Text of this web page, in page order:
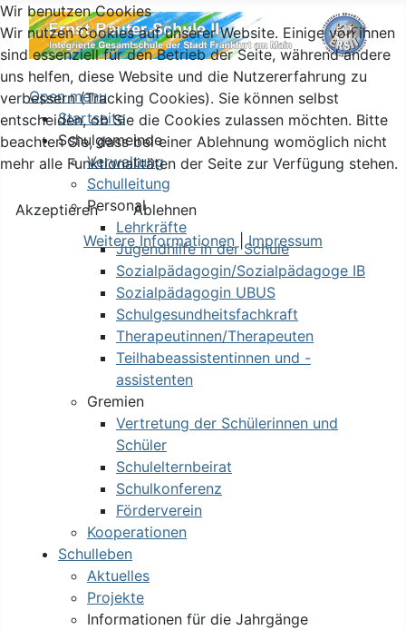
Open menu
Startseite
Schulgemeinde
Verwaltung
Schulleitung
Personal
Lehrkräfte
Jugendhilfe in der Schule
Sozialpädagogin/Sozialpädagoge IB
Sozialpädagogin UBUS
Schulgesundheitsfachkraft
Therapeutinnen/Therapeuten
Teilhabeassistentinnen und -
assistenten
Gremien
Vertretung der Schülerinnen und
Schüler
Schulelternbeirat
Schulkonferenz
Förderverein
Kooperationen
Schulleben
Aktuelles
Projekte
Informationen für die Jahrgänge
Wir benutzen Cookies
Wir nutzen Cookies auf unserer Website. Einige von ihnen
sind essenziell für den Betrieb der Seite, während andere
uns helfen, diese Website und die Nutzererfahrung zu
verbessern (Tracking Cookies). Sie können selbst
entscheiden, ob Sie die Cookies zulassen möchten. Bitte
beachten Sie, dass bei einer Ablehnung womöglich nicht
mehr alle Funktionalitäten der Seite zur Verfügung stehen.
Akzeptieren
Ablehnen
Weitere Informationen |Impressum